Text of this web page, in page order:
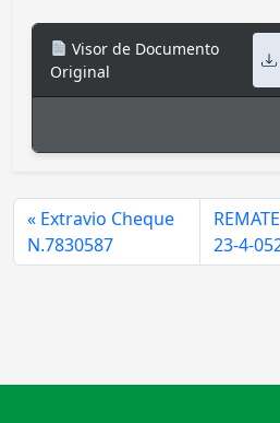
Visor de Documento
Original
Extravio Cheque
N.7830587
23-4-